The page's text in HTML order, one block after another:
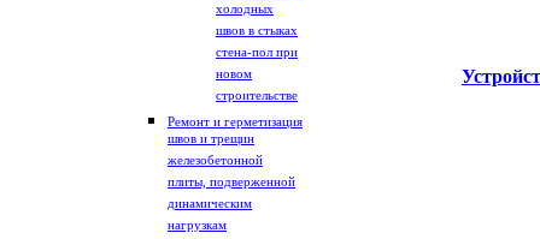
холодных
швов в стыках
стена-пол при
новом
строительстве
Ремонт и герметизация
швов и трещин
железобетонной
плиты, подверженной
динамическим
нагрузкам